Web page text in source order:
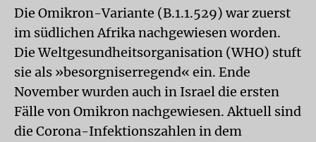
Die Omikron-Variante (B.1.1.529) war zuerst
im südlichen Afrika nachgewiesen worden.
Die Weltgesundheitsorganisation (WHO) stuft
sie als »besorgniserregend« ein. Ende
November wurden auch in Israel die ersten
Fälle von Omikron nachgewiesen. Aktuell sind
die Corona-Infektionszahlen in dem